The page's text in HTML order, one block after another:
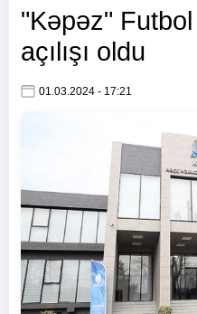
"Kəpəz" Futbol
açılışı oldu
01.03.2024 - 17:21